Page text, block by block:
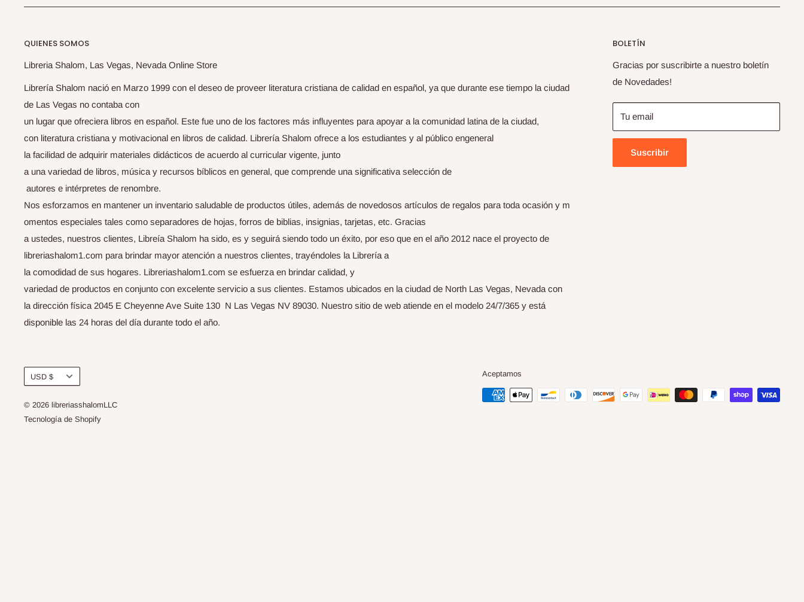
QUIENES SOMOS
Libreria Shalom, Las Vegas, Nevada Online Store
Librería Shalom nació en Marzo 1999 con el deseo de proveer literatura cristiana de calidad en español, ya que durante ese tiempo la ciudad
de Las Vegas no contaba con
un lugar que ofreciera libros en español. Este fue uno de los factores más influyentes para apoyar a la comunidad latina de la ciudad,
con literatura cristiana y motivacional en libros de calidad. Librería Shalom ofrece a los estudiantes y al público engeneral
la facilidad de adquirir materiales didácticos de acuerdo al curricular vigente, junto
a una variedad de libros, música y recursos bíblicos en general, que comprende una significativa selección de
autores e intérpretes de renombre.
Nos esforzamos en mantener un inventario saludable de productos útiles, además de novedosos artículos de regalos para toda ocasión y m
omentos especiales tales como separadores de hojas, forros de biblias, insignias, tarjetas, etc. Gracias
a ustedes, nuestros clientes, Libreía Shalom ha sido, es y seguirá siendo todo un éxito, por eso que en el año 2012 nace el proyecto de
libreriashalom1.com para brindar mayor atención a nuestros clientes, trayéndoles la Librería a
la comodidad de sus hogares. Libreriashalom1.com se esfuerza en brindar calidad, y
variedad de productos en conjunto con excelente servicio a sus clientes. Estamos ubicados en la ciudad de North Las Vegas, Nevada con
la dirección física 2045 E Cheyenne Ave Suite 130 N Las Vegas NV 89030. Nuestro sitio de web atiende en el modelo 24/7/365 y está
disponible las 24 horas del día durante todo el año.
BOLETÍN
Gracias por suscribirte a nuestro boletín
de Novedades!
Tu email
Suscribir
Moneda
USD $
© 2026 libreriasshalomLLC
Tecnología de Shopify
Aceptamos